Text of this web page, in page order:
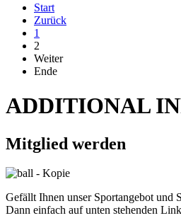
Start
Zurück
1
2
Weiter
Ende
ADDITIONAL
Mitglied werden
Gefällt Ihnen unser Sportangebot und
Dann einfach auf unten stehenden